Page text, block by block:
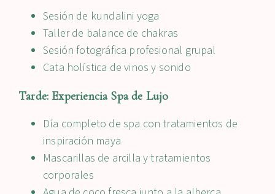
Sesión de kundalini yoga
Taller de balance de chakras
Sesión fotográfica profesional grupal
Cata holística de vinos y sonido
Tarde: Experiencia Spa de Lujo
Día completo de spa con tratamientos de
inspiración maya
Mascarillas de arcilla y tratamientos
corporales